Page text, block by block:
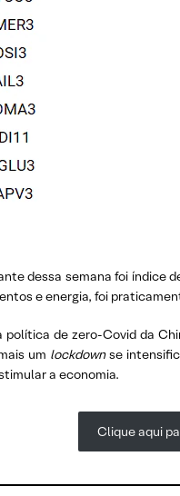
dessa semana foi índice
e energia, foi
de zero-Covid da
um lockdownse
a economia.
Clique aqui